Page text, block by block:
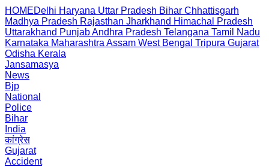
HOMEDelhi Haryana Uttar Pradesh Bihar Chhattisgarh
Madhya Pradesh Rajasthan Jharkhand Himachal Pradesh
Uttarakhand PunjabAndhra Pradesh Telangana Tamil Nadu
Karnataka Maharashtra Assam West Bengal Tripura Gujarat
Odisha Kerala
Jansamasya
News
Bjp
National
Police
Bihar
India
कांग्रेस
Gujarat
Accident